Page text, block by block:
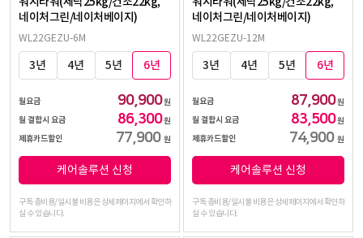
네이처그린/네이처베이지)
WL22GEZU-6M
3년 4년 5년 6년
월요금 90,900원
월 결합시 요금
86,300원
제휴카드할인
77,900 원
케어솔루션 신청
구독 총비용/일시불 비용은 상세페이지에서 확인하
실 수 있습니다.
네이처그린/네이처베이지)
WL22GEZU-12M
3년 4년 5년 6년
월요금 87,900원
월 결합시 요금
83,500원
제휴카드할인
74,900 원
케어솔루션 신청
구독 총비용/일시불 비용은 상세페이지에서 확인하
실 수 있습니다.